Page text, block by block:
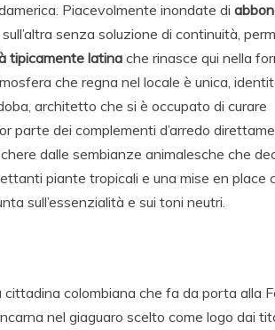
Piacevolmente inondate di
senza soluzione di continuità,
tipicamente latinache rinasce qui nella
che regna nel locale è unica,
architetto che si è occupato di curare
parte dei complementi d’arredo
dalle sembianze animalesche che
piante tropicali e una mise en place
sull’essenzialità e sui toni neutri.
cittadina colombiana che fa da porta alla
nel giaguaro scelto come logo dai